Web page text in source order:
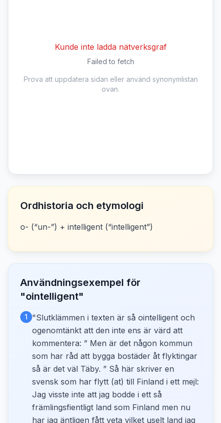
Kunde inte ladda nätverksgraf
Failed to fetch
Prova att uppdatera sidan eller använd synonymlistan
ovan.
Ordhistoria och etymologi
o- (“un-”) + intelligent (“intelligent”)
Användningsexempel för
"ointelligent"
1 "Slutklämmen i texten är så ointelligent och
ogenomtänkt att den inte ens är värd att
kommentera: ” Men är det någon kommun
som har råd att bygga ­bostäder åt flyktingar
så är det väl Täby. ” Så här skriver en
svensk som har flytt (at) till Finland i ett mejl:
Jag visste inte att jag bodde i ett så
främlingsfientligt land som Finland men nu
har jag äntligen fått veta vilket uselt land jag